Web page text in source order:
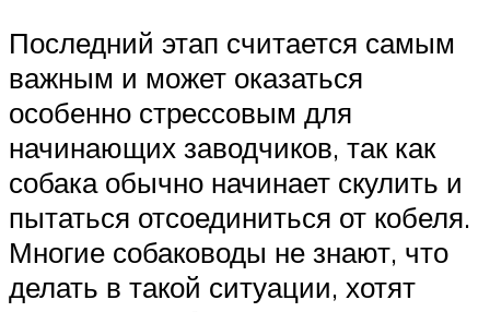
Последний этап считается самым
важным и может оказаться
особенно стрессовым для
начинающих заводчиков, так как
собака обычно начинает скулить и
пытаться отсоединиться от кобеля.
Многие собаководы не знают, что
делать в такой ситуации, хотят